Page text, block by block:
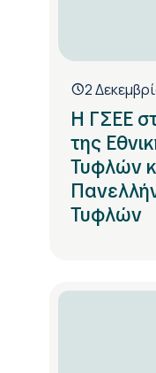
2
Η ΓΣΕΕ
της
Τυφλών
Τυφλών